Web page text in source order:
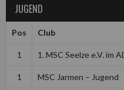
JUGEND
Pos Club
1 1. MSC Seelze e.V. im
1 MSC Jarmen – Jugend